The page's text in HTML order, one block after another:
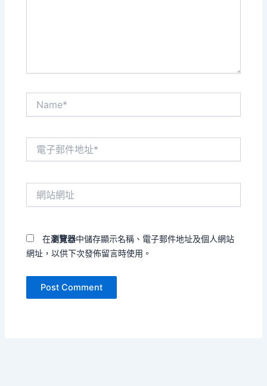
在瀏覽器中儲存顯示名稱、電子郵件地址及個人網站
網址，以供下次發佈留言時使用。